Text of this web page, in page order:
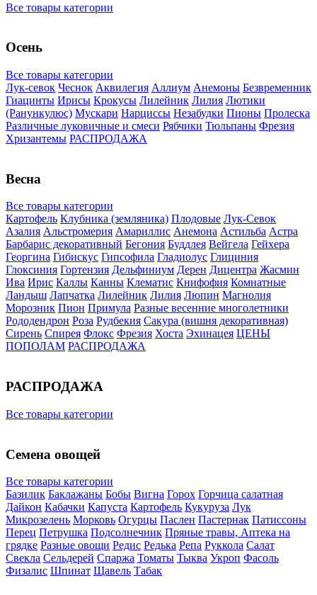
Все товары категории
Осень
Все товары категории
Лук-севок Чеснок Аквилегия Аллиум Анемоны Безвременник
Гиацинты Ирисы Крокусы Лилейник Лилия Лютики
(Ранункулюс) Мускари Нарцисcы Незабудки Пионы Пролеска
Различные луковичные и смеси Рябчики Тюльпаны Фрезия
Хризантемы РАСПРОДАЖА
Весна
Все товары категории
Картофель Клубника (земляника) Плодовые Лук-Севок
Азалия Альстромерия Амариллис Анемона Астильба Астра
Барбарис декоративный Бегония Буддлея Вейгела Гейхера
Георгина Гибискус Гипсофила Гладиолус Глициния
Глоксиния Гортензия Дельфиниум Дерен Дицентра Жасмин
Ива Ирис Каллы Канны Клематис Книфофия Комнатные
Ландыш Лапчатка Лилейник Лилия Люпин Магнолия
Морозник Пион Примула Разные весенние многолетники
Рододендрон Роза Рудбекия Сакура (вишня декоративная)
Сирень Спирея Флокс Фрезия Хоста Эхинацея ЦЕНЫ
ПОПОЛАМ РАСПРОДАЖА
РАСПРОДАЖА
Все товары категории
Семена овощей
Все товары категории
Базилик Баклажаны Бобы Вигна Горох Горчица салатная
Дайкон Кабачки Капуста Картофель Кукуруза Лук
Микрозелень Морковь Огурцы Паслен Пастернак Патиссоны
Перец Петрушка Подсолнечник Пряные травы, Аптека на
грядке Разные овощи Редис Редька Репа Руккола Салат
Свекла Сельдерей Спаржа Томаты Тыква Укроп Фасоль
Физалис Шпинат Щавель Табак